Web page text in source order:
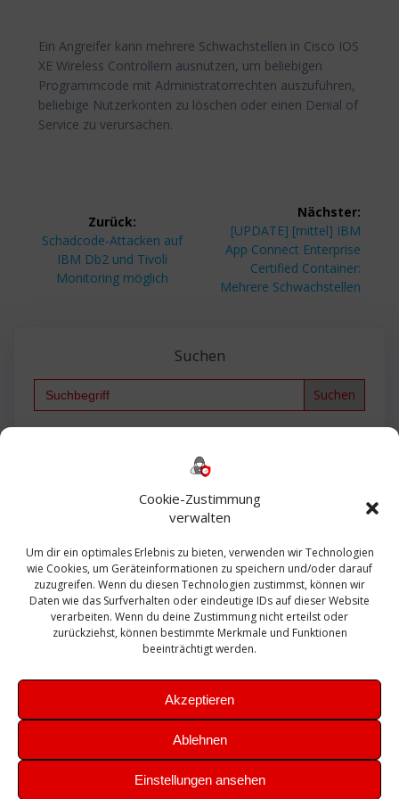
Cookie-Zustimmung
verwalten
Um dir ein optimales Erlebnis zu bieten, verwenden wir Technologien
wie Cookies, um Geräteinformationen zu speichern und/oder darauf
zuzugreifen. Wenn du diesen Technologien zustimmst, können wir
Daten wie das Surfverhalten oder eindeutige IDs auf dieser Website
verarbeiten. Wenn du deine Zustimmung nicht erteilst oder
zurückziehst, können bestimmte Merkmale und Funktionen
beeinträchtigt werden.
Akzeptieren
Ablehnen
Einstellungen ansehen
Ein Angreifer kann mehrere Schwachstellen in Cisco IOS
XE Wireless Controllern ausnutzen, um beliebigen
Programmcode mit Administratorrechten auszuführen,
beliebige Nutzerkonten zu löschen oder einen Denial of
Service zu verursachen.
Zurück:
Vorheriger
Beitrag:
Schadcode-Attacken auf
IBM Db2 und Tivoli
Monitoring möglich
Nächster:
Nächster
Beitrag:
[UPDATE] [mittel] IBM
App Connect Enterprise
Certified Container:
Mehrere Schwachstellen
Suchen
Search
Bautagebuch
Exchange firewall Fritzbox
Microsoft
Sanierung SBS Security Server Sicherheit
Sicherung SIEM Sophos SSL Ubuntu
Update Upgrade UTM VCenter VCSA Veeam
VMWare VPN WAZUH Windows
Zertifikat
Theme